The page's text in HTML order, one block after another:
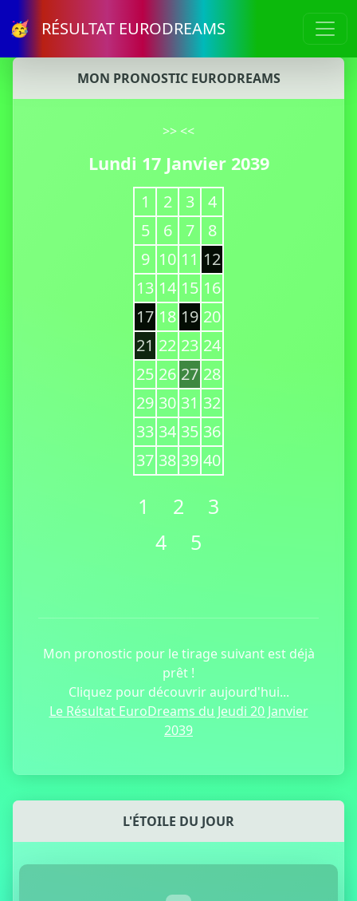
🥳 RÉSULTAT EURODREAMS
MON PRONOSTIC EURODREAMS
>> <<
Lundi 17 Janvier 2039
1 2 3
4
5
6 7
8
9 10 11 12
13 14 15 16
17 18 19 20
21 22 23 24
25 26 27 28
29 30 31 32
33 34 35 36
37 38 39 40
1 2
3
4
5
Mon pronostic pour le tirage suivant est déjà
prêt !
Cliquez pour découvrir aujourd'hui...
Le Résultat EuroDreams du Jeudi 20 Janvier
2039
L'ÉTOILE DU JOUR